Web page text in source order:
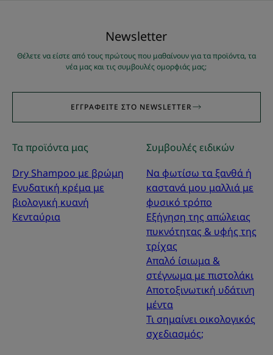
Νewsletter
Θέλετε να είστε από τους πρώτους που μαθαίνουν για τα προϊόντα, τα
νέα μας και τις συμβουλές ομορφιάς μας;
ΕΓΓΡΑΦΕΊΤΕ ΣΤΟ NEWSLETTER
Τα προϊόντα μας
Dry Shampoo με βρώμη
Ενυδατική κρέμα με
βιολογική κυανή
Κενταύρια
Συμβουλές ειδικών
Να φωτίσω τα ξανθά ή
καστανά μου μαλλιά με
φυσικό τρόπο
Εξήγηση της απώλειας
πυκνότητας & υφής της
τρίχας
Απαλό ίσιωμα &
στέγνωμα με πιστολάκι
Αποτοξινωτική υδάτινη
μέντα
Τι σημαίνει οικολογικός
σχεδιασμός;